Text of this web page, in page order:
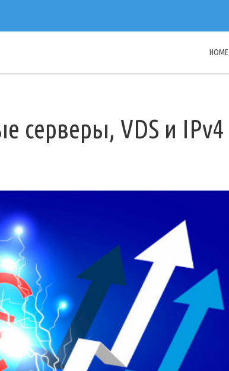
серверы, VDS и IPv4
HOME